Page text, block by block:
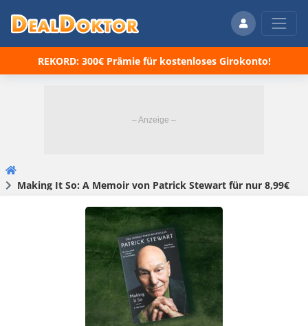
REKORD: 300€ Prämie für kostenloses Girokonto!
Making It So: A Memoir von Patrick Stewart für nur 8,99€